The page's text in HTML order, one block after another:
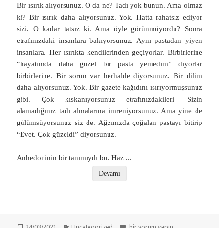
Bir ısırık alıyorsunuz. O da ne? Tadı yok bunun. Ama olmaz
ki? Bir ısırık daha alıyorsunuz. Yok. Hatta rahatsız ediyor
sizi. O kadar tatsız ki. Ama öyle görünmüyordu? Sonra
etrafınızdaki insanlara bakıyorsunuz. Aynı pastadan yiyen
insanlara. Her ısırıkta kendilerinden geçiyorlar. Birbirlerine
“hayatımda daha güzel bir pasta yemedim” diyorlar
birbirlerine. Bir sorun var herhalde diyorsunuz. Bir dilim
daha alıyorsunuz. Yok. Bir gazete kağıdını ısırıyormuşsunuz
gibi. Çok kıskanıyorsunuz etrafınızdakileri. Sizin
alamadığınız tadı almalarına imreniyorsunuz. Ama yine de
gülümsüyorsunuz siz de. Ağzınızda çoğalan pastayı bitirip
“Evet. Çok güzeldi” diyorsunuz.
Anhedoninin bir tanımıydı bu. Haz ...
Devamı